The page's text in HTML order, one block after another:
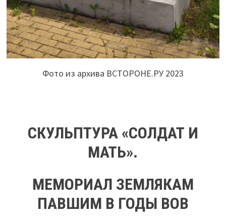
Фото из архива ВСТОРОНЕ.РУ 2023
СКУЛЬПТУРА «СОЛДАТ И
МАТЬ».
МЕМОРИАЛ ЗЕМЛЯКАМ
ПАВШИМ В ГОДЫ ВОВ